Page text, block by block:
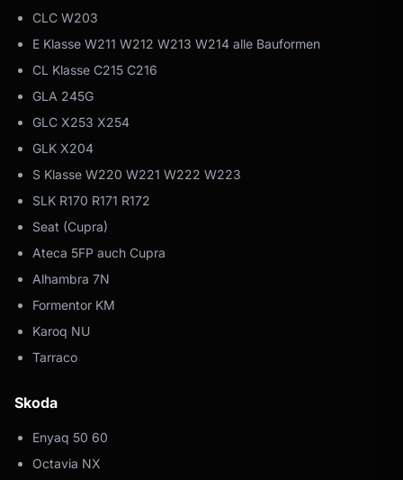
CLC W203
E Klasse W211 W212 W213 W214 alle Bauformen
CL Klasse C215 C216
GLA 245G
GLC X253 X254
GLK X204
S Klasse W220 W221 W222 W223
SLK R170 R171 R172
Seat (Cupra)
Ateca 5FP auch Cupra
Alhambra 7N
Formentor KM
Karoq NU
Tarraco
Skoda
Enyaq 50 60
Octavia NX